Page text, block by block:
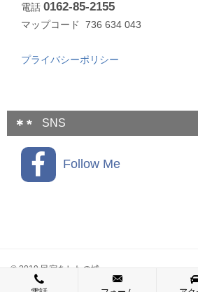
電話 0162-85-2155
マップコード 736 634 043
プライバシーポリシー
SNS
Follow Me
© 2019 民宿あしたの城